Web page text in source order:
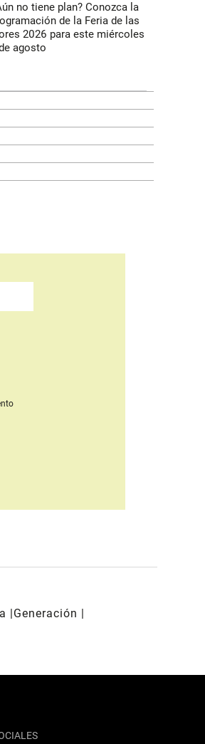
no tiene plan? Conozca la
de la Feria de las
2026 para este miércoles
agosto
Generación